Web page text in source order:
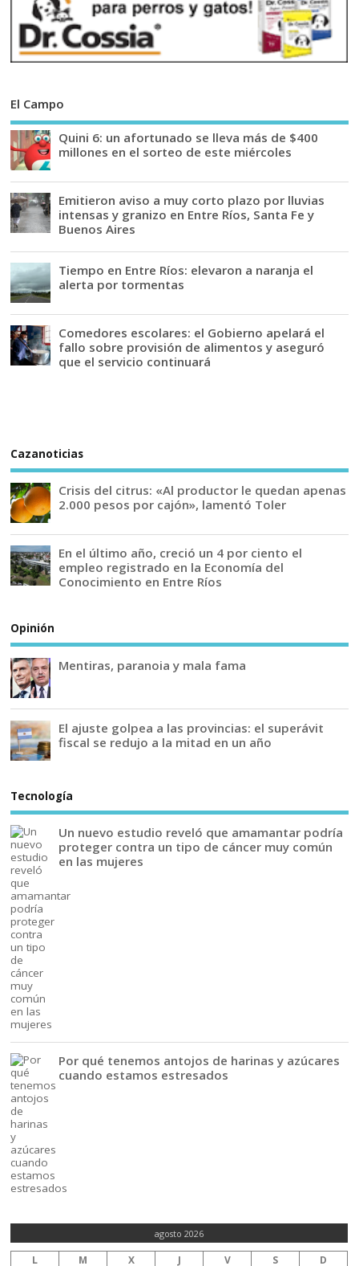
El Campo
Quini 6: un afortunado se lleva más de $400
millones en el sorteo de este miércoles
Emitieron aviso a muy corto plazo por lluvias
intensas y granizo en Entre Ríos, Santa Fe y
Buenos Aires
Tiempo en Entre Ríos: elevaron a naranja el
alerta por tormentas
Comedores escolares: el Gobierno apelará el
fallo sobre provisión de alimentos y aseguró
que el servicio continuará
Cazanoticias
Crisis del citrus: «Al productor le quedan apenas
2.000 pesos por cajón», lamentó Toler
En el último año, creció un 4 por ciento el
empleo registrado en la Economía del
Conocimiento en Entre Ríos
Opinión
Mentiras, paranoia y mala fama
El ajuste golpea a las provincias: el superávit
fiscal se redujo a la mitad en un año
Tecnología
Un nuevo estudio reveló que amamantar podría
proteger contra un tipo de cáncer muy común
en las mujeres
Por qué tenemos antojos de harinas y azúcares
cuando estamos estresados
agosto 2026
L M X J V S D